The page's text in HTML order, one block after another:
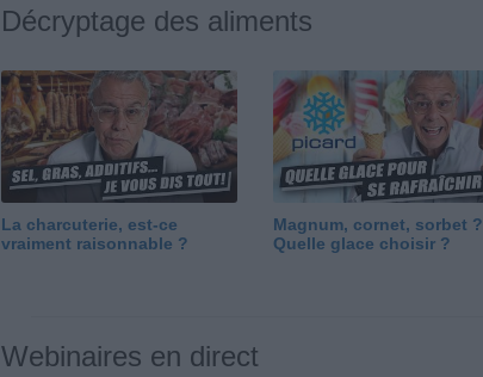
Décryptage des aliments
La charcuterie, est-ce
vraiment raisonnable ?
Magnum, cornet, sorbet ?
Quelle glace choisir ?
Webinaires en direct